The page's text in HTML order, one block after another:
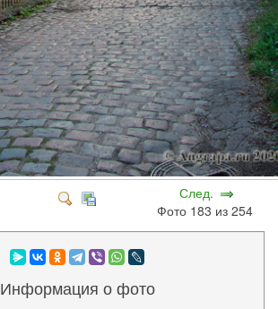
След.
Фото 183 из 254
Информация о фото